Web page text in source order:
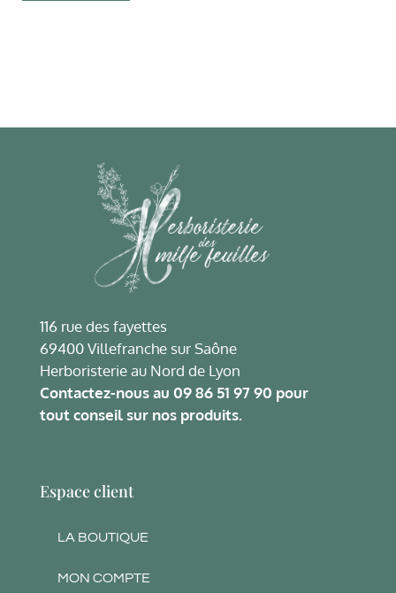
116 rue des fayettes
69400 Villefranche sur Saône
Herboristerie au Nord de Lyon
Contactez-nous au 09 86 51 97 90 pour
tout conseil sur nos produits.
Espace client
LA BOUTIQUE
MON COMPTE